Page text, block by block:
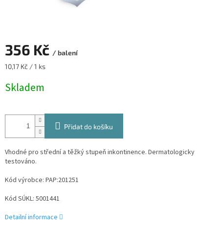
356 Kč / balení
Měrná
10,17 Kč / 1 ks
Skladem
Přidat do košíku
Vhodné pro střední a těžký stupeň inkontinence. Dermatologicky
testováno.
Kód výrobce: PAP:201251
Kód SÚKL: 5001441
Detailní informace